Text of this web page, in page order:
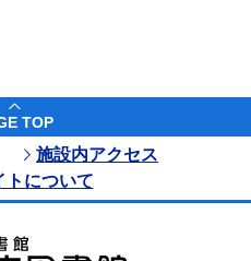
TOP
施設内アクセス
トについて